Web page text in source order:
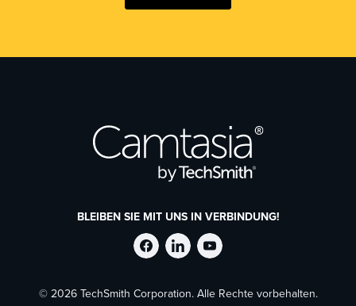
BLEIBEN SIE MIT UNS IN VERBINDUNG!
TechSmith
TechSmith
TechSmith
© 2026 TechSmith Corporation. Alle Rechte vorbehalten.